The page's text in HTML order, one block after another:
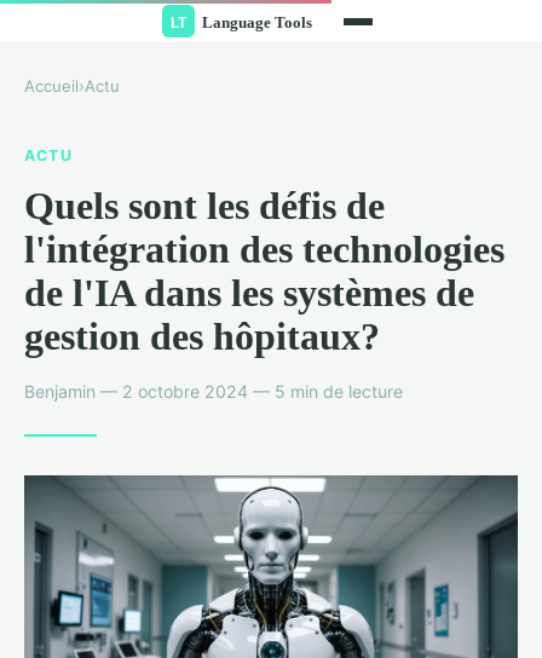
Accueil›Actu
ACTU
Quels sont les défis de
l'intégration des technologies
de l'IA dans les systèmes de
gestion des hôpitaux?
Benjamin — 2 octobre 2024 — 5 min de lecture